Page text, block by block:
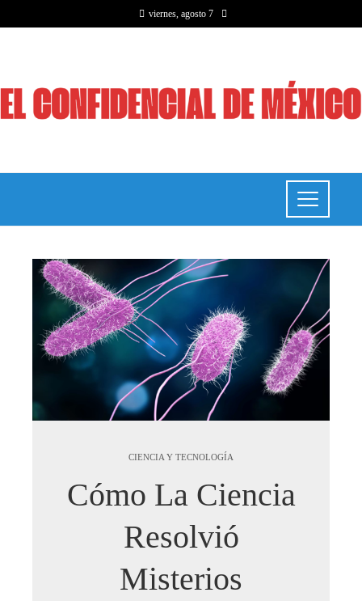
viernes, agosto 7
CIENCIA Y TECNOLOGÍA
Cómo La Ciencia
Resolvió
Misterios